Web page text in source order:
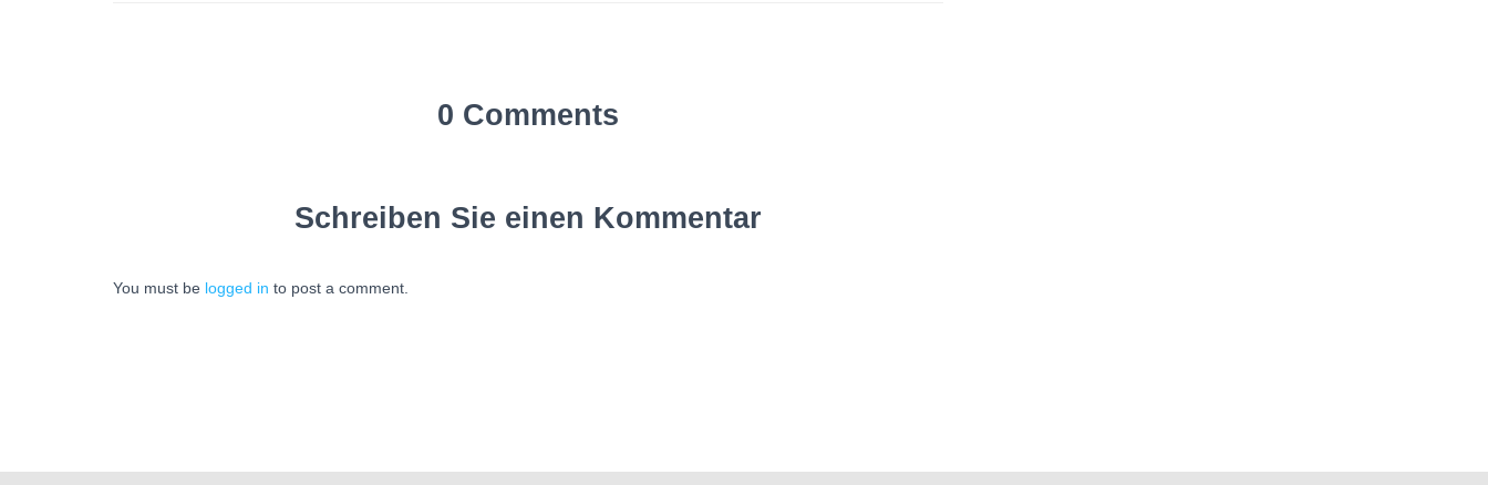
0 Comments
Schreiben Sie einen Kommentar
You must be logged in to post a comment.